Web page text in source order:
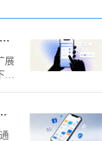
火狐浏览器手机版扩展名与下载目录关联映射与重设
展
载
权限被拒绝的排查与修复